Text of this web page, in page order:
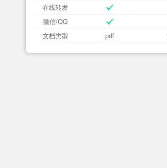
在线转发
微信/QQ
文档类型
pdf